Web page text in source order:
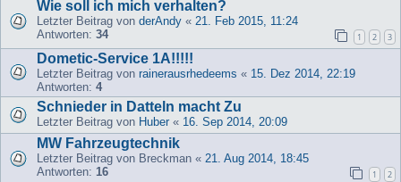
Wie soll ich mich verhalten?
Letzter Beitrag von derAndy « 21. Feb 2015, 11:24
Antworten: 34 1 2 3
Dometic-Service 1A!!!!!
Letzter Beitrag von rainerausrhedeems « 15. Dez 2014, 22:19
Antworten: 4
Schnieder in Datteln macht Zu
Letzter Beitrag von Huber « 16. Sep 2014, 20:09
MW Fahrzeugtechnik
Letzter Beitrag von Breckman « 21. Aug 2014, 18:45
Antworten: 16 1 2